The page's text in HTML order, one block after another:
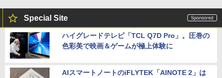
Special Site
ハイグレードテレビ「TCL Q7D Pro」。圧巻の
色彩美で映画＆ゲームが極上体験に
AIスマートノートのiFLYTEK「AINOTE 2」は